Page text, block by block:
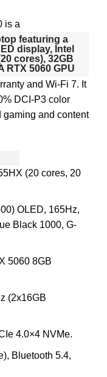
is a
featuring a
display, Intel
cores), 32GB
RTX 5060 GPU
and Wi-Fi 7. It
DCI-P3 color
gaming and content
(20 cores, 20
OLED, 165Hz,
Black 1000, G-
5060 8GB
(2x16GB
4.0×4 NVMe.
Bluetooth 5.4,